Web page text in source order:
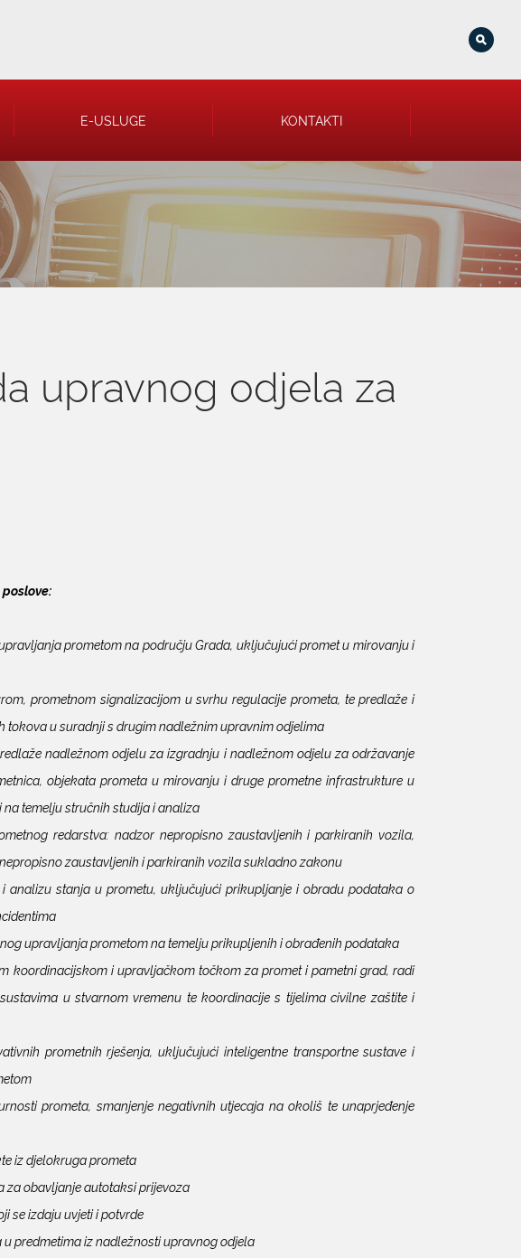
E-USLUGE KONTAKTI
upravnog odjela za
prometom na području Grada, uključujući promet u mirovanju i
prometnom signalizacijom u svrhu regulacije prometa, te predlaže i
tokova u suradnji s drugim nadležnim upravnim odjelima
nadležnom odjelu za izgradnju i nadležnom odjelu za održavanje
objekata prometa u mirovanju i druge prometne infrastrukture u
temelju stručnih studija i analiza
redarstva: nadzor nepropisno zaustavljenih i parkiranih vozila,
zaustavljenih i parkiranih vozila sukladno zakonu
stanja u prometu, uključujući prikupljanje i obradu podataka o
upravljanja prometom na temelju prikupljenih i obrađenih podataka
i upravljačkom točkom za promet i pametni grad, radi
u stvarnom vremenu te koordinacije s tijelima civilne zaštite i
prometnih rješenja, uključujući inteligentne transportne sustave i
prometa, smanjenje negativnih utjecaja na okoliš te unaprjeđenje
iz djelokruga prometa
za obavljanje autotaksi prijevoza
se izdaju uvjeti i potvrde
predmetima iz nadležnosti upravnog odjela